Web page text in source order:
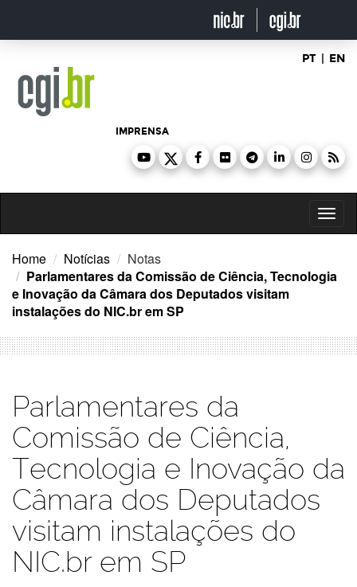
o
PT | EN
IMPRENSA
Home Notícias
Notas
Parlamentares da Comissão de Ciência, Tecnologia
e Inovação da Câmara dos Deputados visitam
instalações do NIC.br em SP
Parlamentares da
Comissão de Ciência,
Tecnologia e Inovação da
Câmara dos Deputados
visitam instalações do
NIC.br em SP